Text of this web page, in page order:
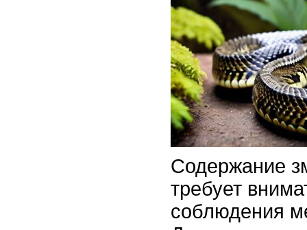
Содержание
требует
соблюдения